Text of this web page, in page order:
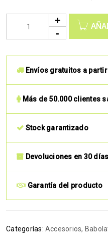
Envíos gratuitos a
Más de 50.000 clientes
Stock garantizado
Devoluciones en 30 días
Garantía del producto
Categorías: Accesorios,